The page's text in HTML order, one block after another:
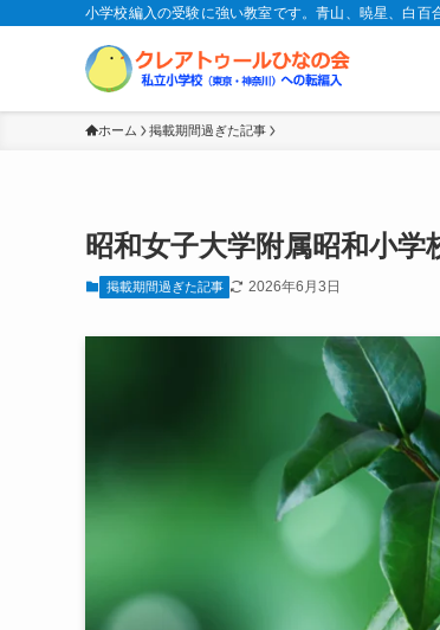
小学校編入の受験に強い教室です。青山、暁星、白百
ホーム 掲載期間過ぎた記事
昭和女子大学附属昭和小
掲載期間過ぎた記事 2026年6月3日